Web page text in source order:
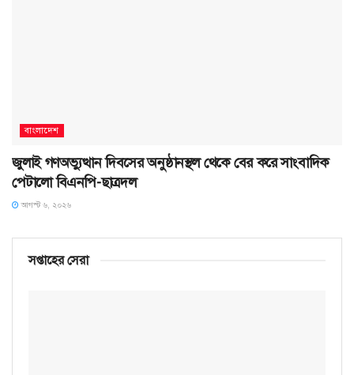
বাংলাদেশ
জুলাই গণঅভ্যুত্থান দিবসের অনুষ্ঠানস্থল থেকে বের করে সাংবাদিক
পেটালো বিএনপি-ছাত্রদল
আগস্ট ৬, ২০২৬
সপ্তাহের সেরা